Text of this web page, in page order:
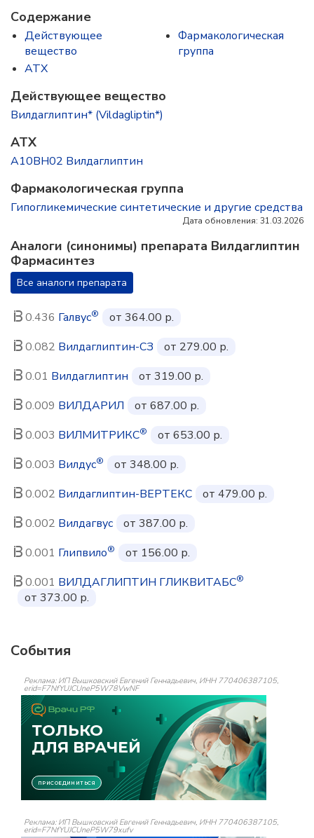
Содержание
Действующее
вещество
ATX
Фармакологическая
группа
Действующее вещество
Вилдаглиптин* (Vildagliptin*)
ATX
A10BH02 Вилдаглиптин
Фармакологическая группа
Гипогликемические синтетические и другие средства
Дата обновления: 31.03.2026
Аналоги (синонимы) препарата Вилдаглиптин
Фармасинтез
Все аналоги препарата
0.436 Галвус®
от 364.00 р.
0.082 Вилдаглиптин-СЗ
от 279.00 р.
0.01 Вилдаглиптин
от 319.00 р.
0.009 ВИЛДАРИЛ
от 687.00 р.
0.003 ВИЛМИТРИКС®
от 653.00 р.
0.003 Вилдус®
от 348.00 р.
0.002 Вилдаглиптин-ВЕРТЕКС
от 479.00 р.
0.002 Вилдагвус
от 387.00 р.
0.001 Глипвило®
от 156.00 р.
0.001 ВИЛДАГЛИПТИН ГЛИКВИТАБС®
от 373.00 р.
События
Реклама: ИП Вышковский Евгений Геннадьевич, ИНН 770406387105,
erid=F7NfYUJCUneP5W78VwNF
Реклама: ИП Вышковский Евгений Геннадьевич, ИНН 770406387105,
erid=F7NfYUJCUneP5W79xufv